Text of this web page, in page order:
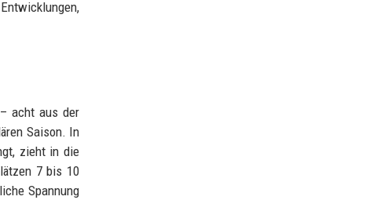
acht aus der
Saison. In
zieht in die
7 bis 10
Spannung